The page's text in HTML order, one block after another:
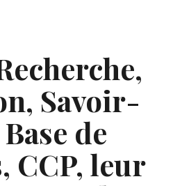
Savoir-
de
CCP, leur